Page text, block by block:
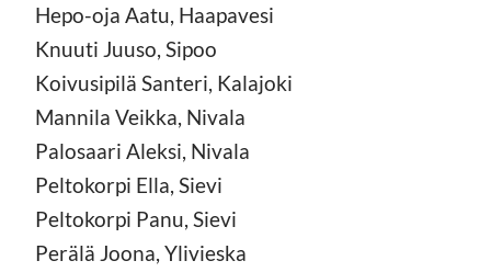
Hepo-oja Aatu, Haapavesi
Knuuti Juuso, Sipoo
Koivusipilä Santeri, Kalajoki
Mannila Veikka, Nivala
Palosaari Aleksi, Nivala
Peltokorpi Ella, Sievi
Peltokorpi Panu, Sievi
Perälä Joona, Ylivieska